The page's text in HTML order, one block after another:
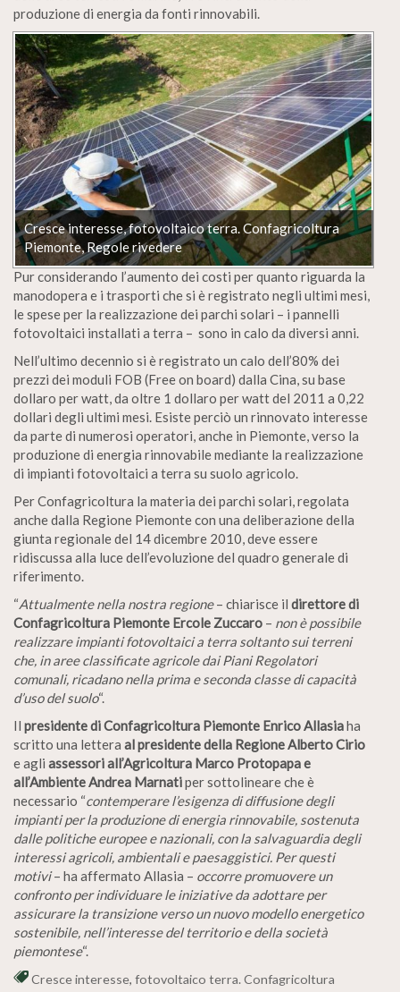
produzione di energia da fonti rinnovabili.
Cresce interesse, fotovoltaico terra. Confagricoltura
Piemonte, Regole rivedere
Pur considerando l’aumento dei costi per quanto riguarda la
manodopera e i trasporti che si è registrato negli ultimi mesi,
le spese per la realizzazione dei parchi solari – i pannelli
fotovoltaici installati a terra – sono in calo da diversi anni.
Nell’ultimo decennio si è registrato un calo dell’80% dei
prezzi dei moduli FOB (Free on board) dalla Cina, su base
dollaro per watt, da oltre 1 dollaro per watt del 2011 a 0,22
dollari degli ultimi mesi. Esiste perciò un rinnovato interesse
da parte di numerosi operatori, anche in Piemonte, verso la
produzione di energia rinnovabile mediante la realizzazione
di impianti fotovoltaici a terra su suolo agricolo.
Per Confagricoltura la materia dei parchi solari, regolata
anche dalla Regione Piemonte con una deliberazione della
giunta regionale del 14 dicembre 2010, deve essere
ridiscussa alla luce dell’evoluzione del quadro generale di
riferimento.
“Attualmente nella nostra regione– chiarisce il direttore di
Confagricoltura Piemonte Ercole Zuccaro – non è possibile
realizzare impianti fotovoltaici a terra soltanto sui terreni
che, in aree classificate agricole dai Piani Regolatori
comunali, ricadano nella prima e seconda classe di capacità
d’uso del suolo“.
Il presidente di Confagricoltura Piemonte Enrico Allasiaha
scritto una lettera al presidente della Regione Alberto Cirio
e agli assessori all’Agricoltura Marco Protopapa e
all’Ambiente Andrea Marnatiper sottolineare che è
necessario “contemperare l’esigenza di diffusione degli
impianti per la produzione di energia rinnovabile, sostenuta
dalle politiche europee e nazionali, con la salvaguardia degli
interessi agricoli, ambientali e paesaggistici. Per questi
motivi– ha affermato Allasia – occorre promuovere un
confronto per individuare le iniziative da adottare per
assicurare la transizione verso un nuovo modello energetico
sostenibile, nell’interesse del territorio e della società
piemontese“.
Cresce interesse, fotovoltaico terra. Confagricoltura